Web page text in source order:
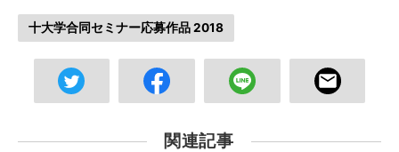
十大学合同セミナー応募作品 2018
関連記事